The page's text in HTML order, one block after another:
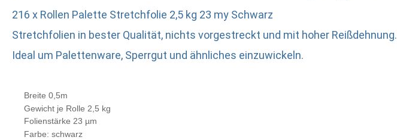
216 x Rollen Palette Stretchfolie 2,5 kg 23 my Schwarz
Stretchfolien in bester Qualität, nichts vorgestreckt und mit hoher Reißdehnung.
Ideal um Palettenware, Sperrgut und ähnliches einzuwickeln.
Breite 0,5m
Gewicht je Rolle 2,5 kg
Folienstärke 23 µm
Farbe: schwarz